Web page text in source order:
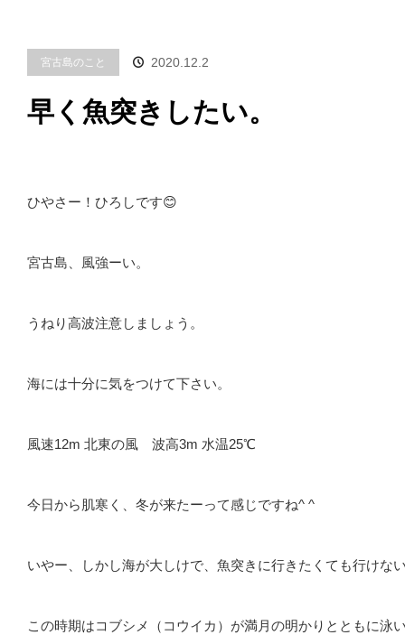
宮古島のこと 2020.12.2
早く魚突きしたい。
ひやさー！ひろしです😊
宮古島、風強ーい。
うねり高波注意しましょう。
海には十分に気をつけて下さい。
風速12m 北東の風 波高3m 水温25℃
今日から肌寒く、冬が来たーって感じですね^ ^
いやー、しかし海が大しけで、魚突きに行きたくても行けな
この時期はコブシメ（コウイカ）が満月の明かりとともに泳